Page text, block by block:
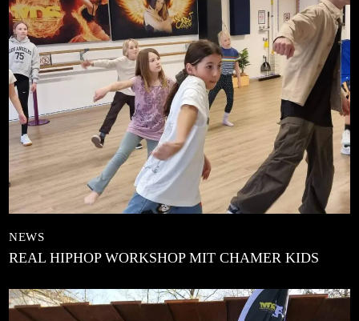
NEWS
REAL HIPHOP WORKSHOP MIT CHAMER KIDS